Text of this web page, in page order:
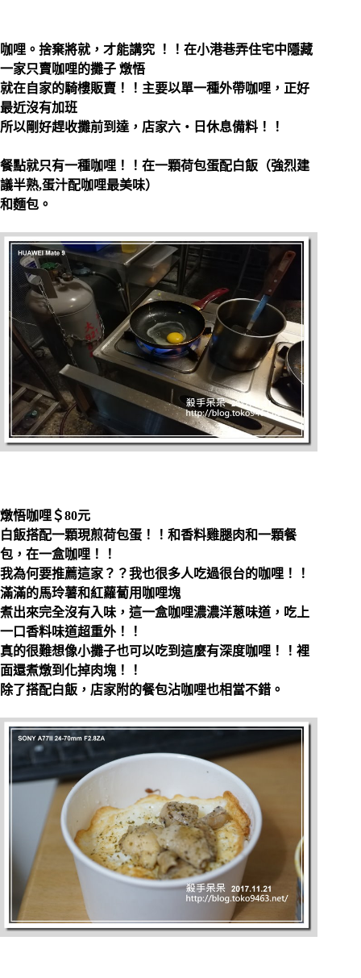
咖哩。捨棄將就，才能講究 ！！在小港巷弄住宅中隱藏
一家只賣咖哩的攤子 燉悟
就在自家的騎樓販賣！！主要以單一種外帶咖哩，正好
最近沒有加班
所以剛好趕收攤前到達，店家六‧日休息備料！！
餐點就只有一種咖哩！！在一顆荷包蛋配白飯（強烈建
議半熟,蛋汁配咖哩最美味）
和麵包。
燉悟咖哩＄80元
白飯搭配一顆現煎荷包蛋！！和香料雞腿肉和一顆餐
包，在一盒咖哩！！
我為何要推薦這家？？我也很多人吃過很台的咖哩！！
滿滿的馬玲薯和紅蘿蔔用咖哩塊
煮出來完全沒有入味，這一盒咖哩濃濃洋蔥味道，吃上
一口香料味道超重外！！
真的很難想像小攤子也可以吃到這麼有深度咖哩！！裡
面還煮燉到化掉肉塊！！
除了搭配白飯，店家附的餐包沾咖哩也相當不錯。